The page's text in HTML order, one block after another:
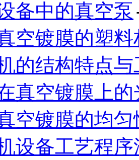
备中的真空泵
空镀膜的塑料
的结构特点
真空镀膜上
空镀膜的均匀
设备工艺程序